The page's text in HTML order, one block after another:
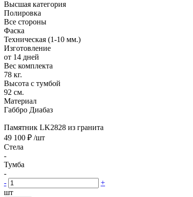
Высшая категория
Полировка
Все стороны
Фаска
Техническая (1-10 мм.)
Изготовление
от 14 дней
Вес комплекта
78 кг.
Высота с тумбой
92 см.
Материал
Габбро Диабаз
Памятник LK2828 из гранита
49 100 ₽ /шт
Стела
-
Тумба
-
-
+
шт